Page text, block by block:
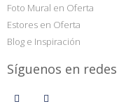
Foto Mural en Oferta
Estores en Oferta
Blog e Inspiración
Síguenos en redes